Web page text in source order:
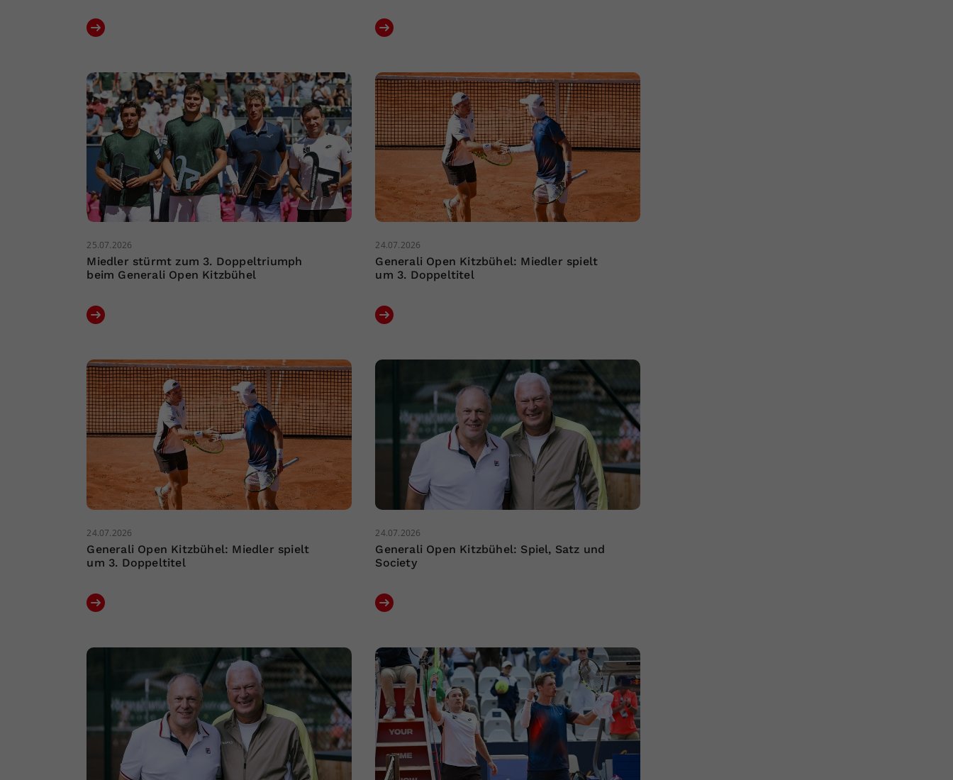
25.07.2026
Miedler stürmt zum 3. Doppeltriumph
beim Generali Open Kitzbühel
24.07.2026
Generali Open Kitzbühel: Miedler spielt
um 3. Doppeltitel
24.07.2026
Generali Open Kitzbühel: Miedler spielt
um 3. Doppeltitel
24.07.2026
Generali Open Kitzbühel: Spiel, Satz und
Society